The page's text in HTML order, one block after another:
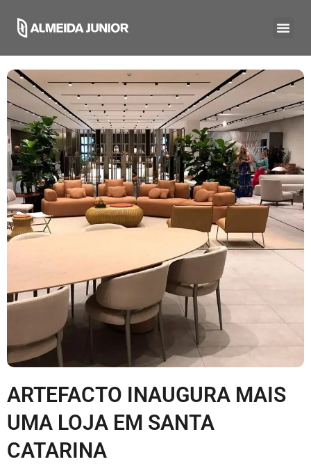
ARTEFACTO INAUGURA MAIS
UMA LOJA EM SANTA
CATARINA